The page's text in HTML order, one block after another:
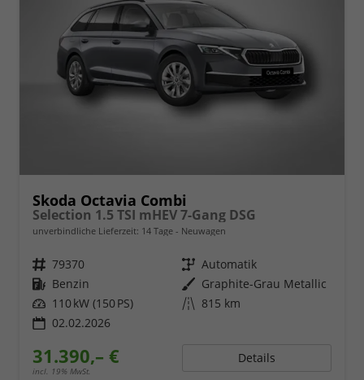
Skoda Octavia Combi
Selection 1.5 TSI mHEV 7-Gang DSG
unverbindliche Lieferzeit: 14 Tage Neuwagen
Fahrzeugnr. 79370 Getriebe Automatik
Kraftstoff Benzin Außenfarbe Graphite-Grau Metallic
Leistung 110 kW (150 PS) Kilometerstand 815 km
02.02.2026
31.390,– €
incl. 19% MwSt.
Details